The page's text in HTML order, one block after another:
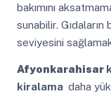
bakımını
sunabilir.
seviyesini
Afyonkarahisar
kiralama daha